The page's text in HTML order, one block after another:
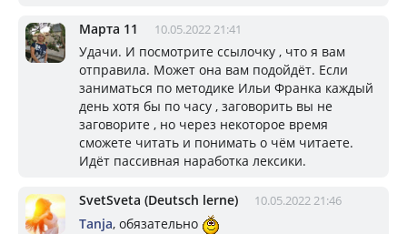
Марта 11 10.05.2022 21:41
Удачи. И посмотрите ссылочку , что я вам
отправила. Может она вам подойдёт. Если
заниматься по методике Ильи Франка каждый
день хотя бы по часу , заговорить вы не
заговорите , но через некоторое время
сможете читать и понимать о чём читаете.
Идёт пассивная наработка лексики.
SvetSveta (Deutsch lerne) 10.05.2022 21:46
Tanja, обязательно